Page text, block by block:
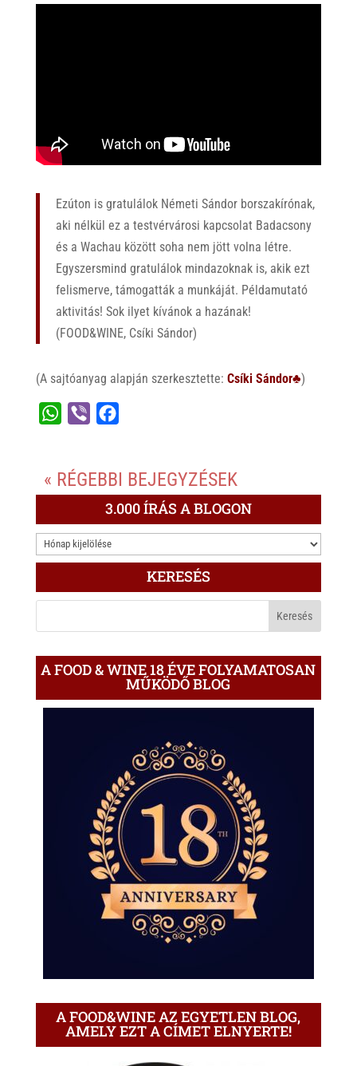
Ezúton is gratulálok Németi Sándor borszakírónak,
aki nélkül ez a testvérvárosi kapcsolat Badacsony
és a Wachau között soha nem jött volna létre.
Egyszersmind gratulálok mindazoknak is, akik ezt
felismerve, támogatták a munkáját. Példamutató
aktivitás! Sok ilyet kívánok a hazának!
(FOOD&WINE, Csíki Sándor)
(A sajtóanyag alapján szerkesztette: Csíki Sándor♣)
t
A
p
e
b
o
« RÉGEBBI BEJEGYZÉSEK
3.000 ÍRÁS A BLOGON
3.000
ÍRÁS
KERESÉS
A FOOD & WINE 18 ÉVE FOLYAMATOSAN
MŰKÖDŐ BLOG
A FOOD&WINE AZ EGYETLEN BLOG,
AMELY EZT A CÍMET ELNYERTE!